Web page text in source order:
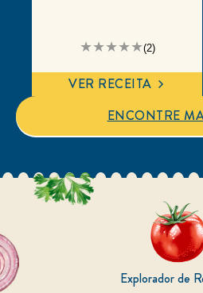
classificação
deste
X-
3.5
5
(2)
VER RECEITA
ENCONTRE
Explorador de